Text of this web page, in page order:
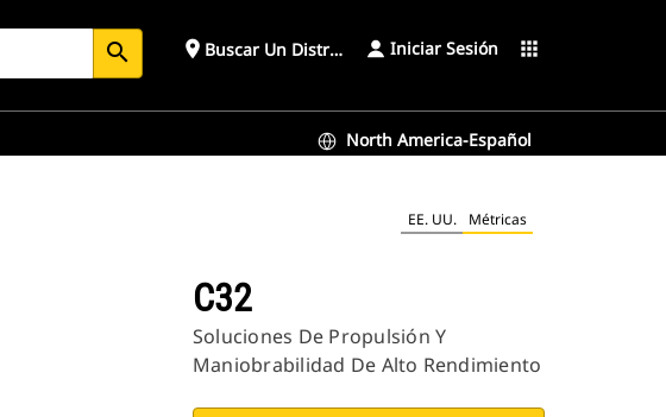
search place Buscar Un Distribuidor Iniciar Sesión apps
North America-Español
EE. UU. Métricas
C32
Soluciones De Propulsión Y
Maniobrabilidad De Alto Rendimiento